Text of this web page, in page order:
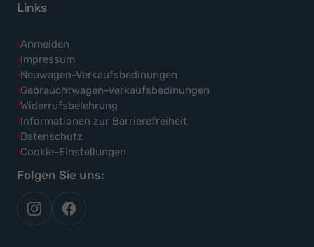
Links
Anmelden
Impressum
Neuwagen-Verkaufsbedinungen
Gebrauchtwagen-Verkaufsbedinungen
Widerrufsbelehrung
Informationen zur Barrierefreiheit
Datenschutz
Cookie-Einstellungen
Folgen Sie uns:
autoflex
auf
autoflex24
auf